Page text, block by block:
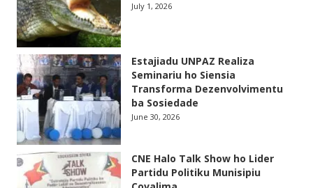
July 1, 2026
Estajiadu UNPAZ Realiza
Seminariu ho Siensia
Transforma Dezenvolvimentu
ba Sosiedade
June 30, 2026
CNE Halo Talk Show ho Lider
Partidu Politiku Munisipiu